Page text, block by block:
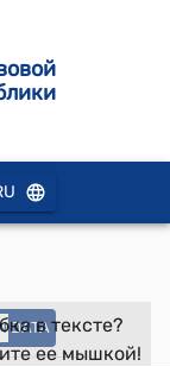
DATAв тексте?
ее мышкой!